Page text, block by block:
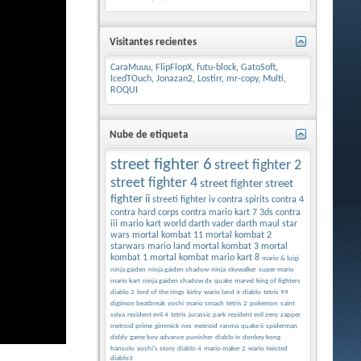
Visitantes recientes
CaraMuuu, FlipFlopX, futu-block, GatoSoft,
IcedTOuch, Jonazan2, Lostirr, mr-copy, Multi,
ROQUI
Nube de etiqueta
street fighter 6 street fighter 2
street fighter 4 street fighter street
fighter ii streeti fighter iv contra spirits contra 4
contra hard corps contra mario kart 7 3ds contra
iii mario kart world darth vader darth maul star
wars mortal kombat 11 mortal kombat 2
starwars mario land mortal kombat 3 mortal
kombat 1 mortal kombat mario kart 8 mario & luigi
ninja gaiden ninja gaiden shadow ninja skywalker super mario
mario kart ninja gaiden shadow dx quake marvel
king of fighters
diablo 2
lord of the rings kirby wario land 4 diablo tetris 99
digimon beatbreak yoshi mario smash tetris 2 pokemon saint
seiya resident evil 4 tetris jurassic park resident evil zero zapper
metroid prime gimmick nes metroid ranma quake ii spiderman
diddy game boy advance punisher diablo iv donkey kong
hansolo yoshi's story diablo 4 mario maker 2 wario twisted
diablo3